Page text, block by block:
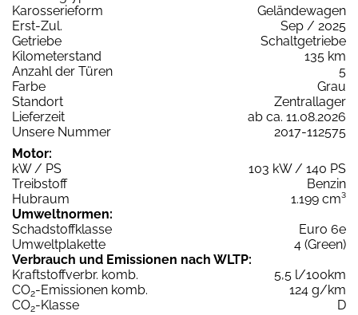
Karosserieform
Geländewagen
Erst-Zul.
Sep / 2025
Getriebe
Schaltgetriebe
Kilometerstand
135 km
Anzahl der Türen
5
Farbe
Grau
Standort
Zentrallager
Lieferzeit
ab ca. 11.08.2026
Unsere Nummer
2017-112575
Motor:
kW / PS
103 kW / 140 PS
Treibstoff
Benzin
Hubraum
1.199 cm³
Umweltnormen:
Schadstoffklasse
Euro 6e
Umweltplakette
4 (Green)
Verbrauch und Emissionen nach WLTP:
Kraftstoffverbr. komb.
5,5 l/100km
CO2-Emissionen komb.
124 g/km
CO2-Klasse
D